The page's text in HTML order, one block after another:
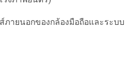
ภายนอกของกล้องมือถือและระบบ